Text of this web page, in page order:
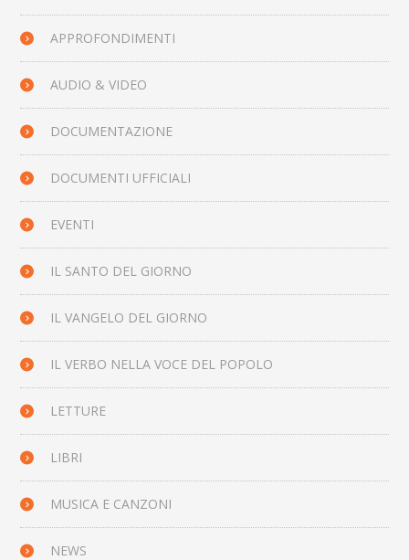
APPROFONDIMENTI
AUDIO & VIDEO
DOCUMENTAZIONE
DOCUMENTI UFFICIALI
EVENTI
IL SANTO DEL GIORNO
IL VANGELO DEL GIORNO
IL VERBO NELLA VOCE DEL POPOLO
LETTURE
LIBRI
MUSICA E CANZONI
NEWS